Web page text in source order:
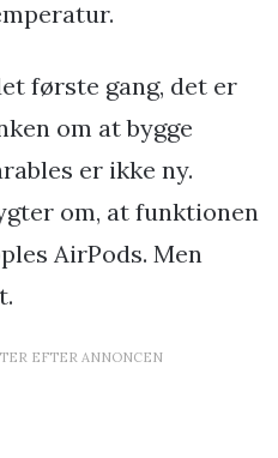
første gang, det er
om at bygge
er ikke ny.
om, at funktionen
AirPods. Men
EFTER ANNONCEN